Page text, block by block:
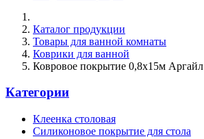
Каталог продукции
Товары для ванной комнаты
Коврики для ванной
Ковровое покрытие 0,8х15м Аргайл
Категории
Клеенка столовая
Силиконовое покрытие для стола